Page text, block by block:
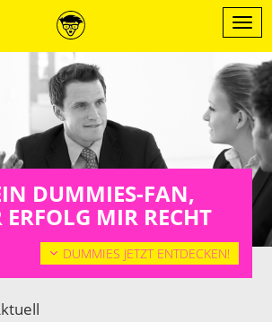
Menü
ein-/
DUMMIES-FAN,
ERFOLG MIR RECHT
DUMMIES JETZT ENTDECKEN!